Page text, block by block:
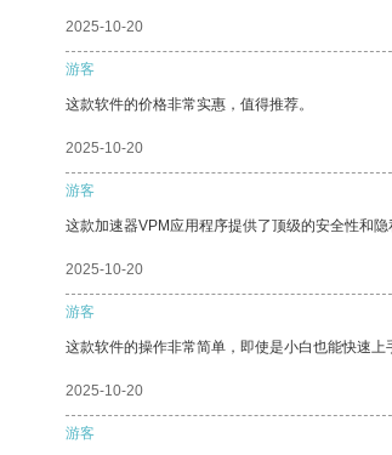
2025-10-20
游客
这款软件的价格非常实惠，值得推荐。
2025-10-20
游客
这款加速器VPM应用程序提供了顶级的安全性和隐
2025-10-20
游客
这款软件的操作非常简单，即使是小白也能快速上
2025-10-20
游客